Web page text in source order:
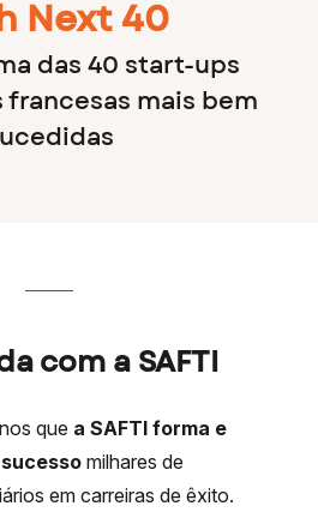
Next 40
das 40 start-ups
mais bem
com a SAFTI
que a SAFTI forma e
milhares de
em carreiras de êxito.